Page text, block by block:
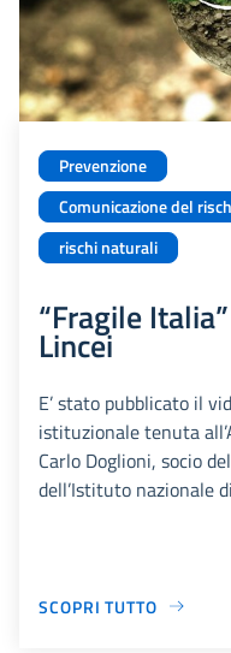
Prevenzione
Comunicazione del
rischi naturali
“Fragile
Lincei
E’ stato pubblicato il
istituzionale tenuta
Carlo Doglioni, socio
dell’Istituto nazionale
SCOPRI TUTTO